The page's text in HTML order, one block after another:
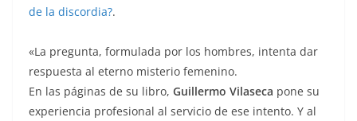
de la discordia?.
«La pregunta, formulada por los hombres, intenta dar
respuesta al eterno misterio femenino.
En las páginas de su libro, Guillermo Vilaseca pone su
experiencia profesional al servicio de ese intento. Y al